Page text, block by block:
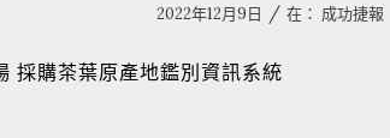
2022年12月9日 / 在： 成功捷報
採購茶葉原產地鑑別資訊系統